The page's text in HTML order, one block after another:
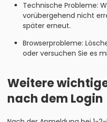
Technische Probleme:
vorübergehend nicht
später erneut.
Browserprobleme:
oder versuchen Sie es
Weitere
nach dem Login